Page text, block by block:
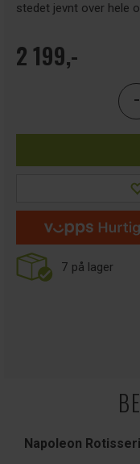
stedet jevnt over hele
2 199,-
-
7 på lager
Napoleon